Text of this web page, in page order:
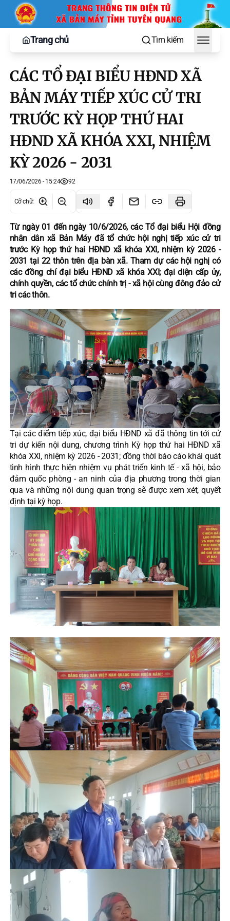
Trang chủ Tìm kiếm
Toggle
CÁC TỔ ĐẠI BIỂU HĐND XÃ
BẢN MÁY TIẾP XÚC CỬ TRI
TRƯỚC KỲ HỌP THỨ HAI
HĐND XÃ KHÓA XXI, NHIỆM
KỲ 2026 - 2031
17/06/2026 - 15:24 92
Cỡ chữ:
Từ ngày 01 đến ngày 10/6/2026, các Tổ đại biểu Hội đồng
nhân dân xã Bản Máy đã tổ chức hội nghị tiếp xúc cử tri
trước Kỳ họp thứ hai HĐND xã khóa XXI, nhiệm kỳ 2026 -
2031 tại 22 thôn trên địa bàn xã. Tham dự các hội nghị có
các đồng chí đại biểu HĐND xã khóa XXI; đại diện cấp ủy,
chính quyền, các tổ chức chính trị - xã hội cùng đông đảo cử
tri các thôn.
Tại các điểm tiếp xúc, đại biểu HĐND xã đã thông tin tới cử
tri dự kiến nội dung, chương trình Kỳ họp thứ hai HĐND xã
khóa XXI, nhiệm kỳ 2026 - 2031; đồng thời báo cáo khái quát
tình hình thực hiện nhiệm vụ phát triển kinh tế - xã hội, bảo
đảm quốc phòng - an ninh của địa phương trong thời gian
qua và những nội dung quan trọng sẽ được xem xét, quyết
định tại kỳ họp.